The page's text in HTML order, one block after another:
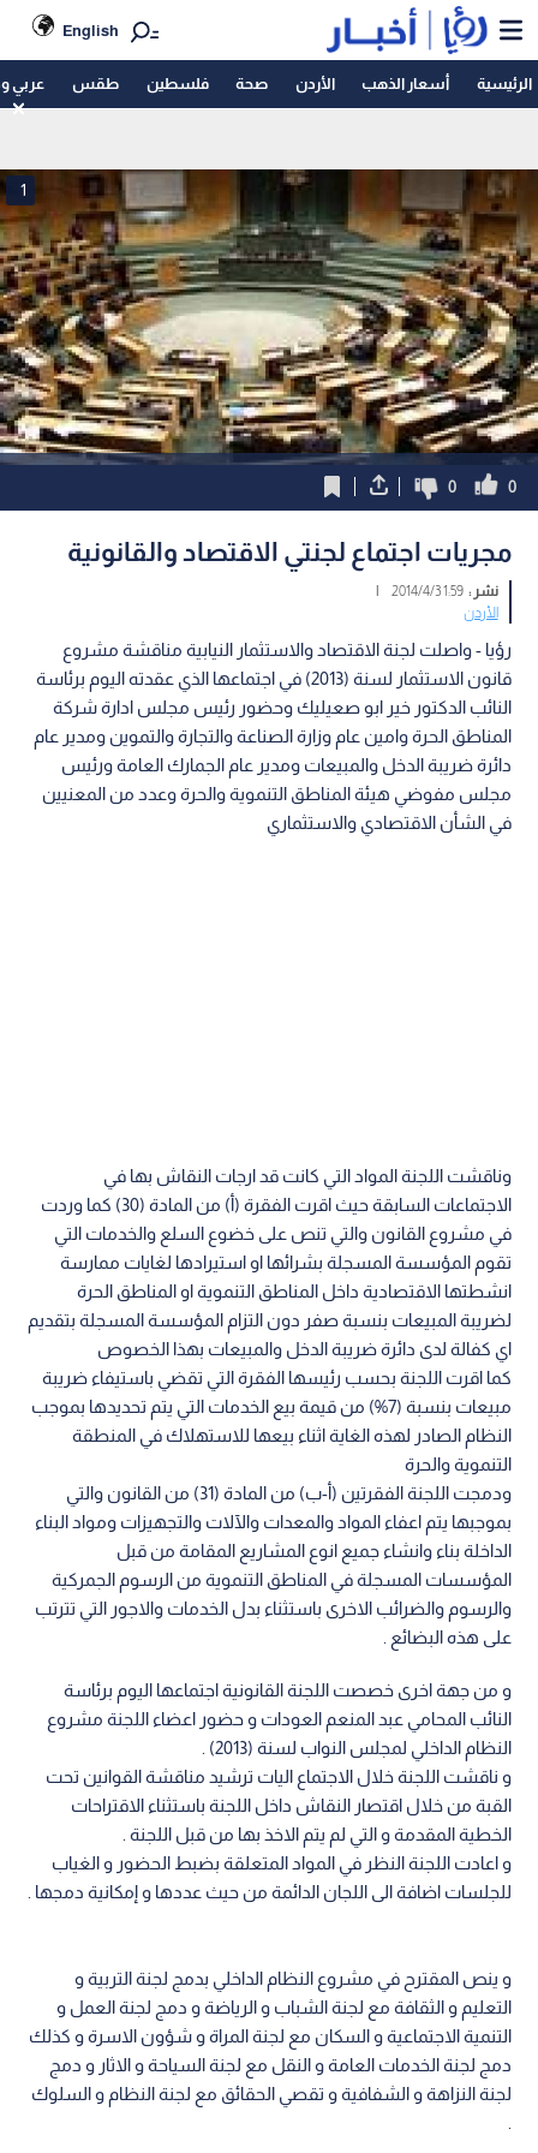
English
الرئيسية أسعار الذهب الأردن صحة فلسطين طقس عربي
1
0
0
مجريات اجتماع لجنتي الاقتصاد والقانونية
نشر :1:59 2014/4/3
|
الأردن
رؤيا - واصلت لجنة الاقتصاد والاستثمار النيابية مناقشة مشروع
قانون الاستثمار لسنة (2013) في اجتماعها الذي عقدته اليوم برئاسة
النائب الدكتور خير ابو صعيليك وحضور رئيس مجلس ادارة شركة
المناطق الحرة وامين عام وزارة الصناعة والتجارة والتموين ومدير عام
دائرة ضريبة الدخل والمبيعات ومدير عام الجمارك العامة ورئيس
مجلس مفوضي هيئة المناطق التنموية والحرة وعدد من المعنيين
في الشأن الاقتصادي والاستثماري
وناقشت اللجنة المواد التي كانت قد ارجات النقاش بها في
الاجتماعات السابقة حيث اقرت الفقرة (أ) من المادة (30) كما وردت
في مشروع القانون والتي تنص على خضوع السلع والخدمات التي
تقوم المؤسسة المسجلة بشرائها او استيرادها لغايات ممارسة
انشطتها الاقتصادية داخل المناطق التنموية او المناطق الحرة
لضريبة المبيعات بنسبة صفر دون التزام المؤسسة المسجلة بتقديم
اي كفالة لدى دائرة ضريبة الدخل والمبيعات بهذا الخصوص
كما اقرت اللجنة بحسب رئيسها الفقرة التي تقضي باستيفاء ضريبة
مبيعات بنسبة (7%) من قيمة بيع الخدمات التي يتم تحديدها بموجب
النظام الصادر لهذه الغاية اثناء بيعها للاستهلاك في المنطقة
التنموية والحرة
ودمجت اللجنة الفقرتين (أ-ب) من المادة (31) من القانون والتي
بموجبها يتم اعفاء المواد والمعدات والآلات والتجهيزات ومواد البناء
الداخلة بناء وانشاء جميع انوع المشاريع المقامة من قبل
المؤسسات المسجلة في المناطق التنموية من الرسوم الجمركية
والرسوم والضرائب الاخرى باستثناء بدل الخدمات والاجور التي تترتب
على هذه البضائع .
و من جهة اخرى خصصت اللجنة القانونية اجتماعها اليوم برئاسة
النائب المحامي عبد المنعم العودات و حضور اعضاء اللجنة مشروع
النظام الداخلي لمجلس النواب لسنة (2013) .
و ناقشت اللجنة خلال الاجتماع اليات ترشيد مناقشة القوانين تحت
القبة من خلال اقتصار النقاش داخل اللجنة باستثناء الاقتراحات
الخطية المقدمة و التي لم يتم الاخذ بها من قبل اللجنة .
و اعادت اللجنة النظر في المواد المتعلقة بضبط الحضور و الغياب
للجلسات اضافة الى اللجان الدائمة من حيث عددها و إمكانية دمجها .
و ينص المقترح في مشروع النظام الداخلي بدمج لجنة التربية و
التعليم و الثقافة مع لجنة الشباب و الرياضة و دمج لجنة العمل و
التنمية الاجتماعية و السكان مع لجنة المراة و شؤون الاسرة و كذلك
دمج لجنة الخدمات العامة و النقل مع لجنة السياحة و الاثار و دمج
لجنة النزاهة و الشفافية و تقصي الحقائق مع لجنة النظام و السلوك